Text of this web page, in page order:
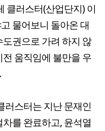
클러스터(산업단지) 이
물어보니 돌아온 대
권으로 가려 하지 않
움직임에 불만을 우
러스터는 지난 문재인
를 완료하고, 윤석열